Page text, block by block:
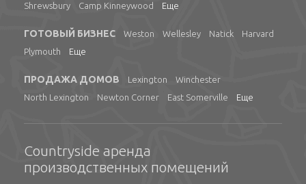
Shrewsbury
Camp Kinneywood Еще
ГОТОВЫЙ БИЗНЕС Weston Wellesley Natick
Harvard
Plymouth
Еще
ПРОДАЖА ДОМОВ Lexington
Winchester
North Lexington
Newton Corner East Somerville Еще
Countryside аренда
производственных помещений